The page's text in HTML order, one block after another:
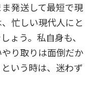
発送して最短で現
忙しい現代人にと
ょう。私自身も、
り取りは面倒だか
いう時は、迷わず